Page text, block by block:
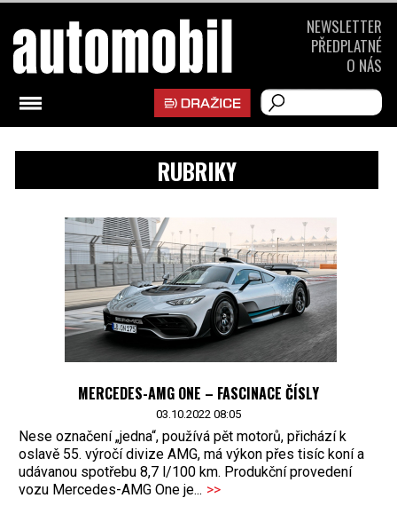
RUBRIKY
MERCEDES-AMG ONE – FASCINACE ČÍSLY
03.10.2022 08:05
Nese označení „jedna“, používá pět motorů, přichází k
oslavě 55. výročí divize AMG, má výkon přes tisíc koní a
udávanou spotřebu 8,7 l/100 km. Produkční provedení
vozu Mercedes-AMG One je... >>
NEWSLETTER
PŘEDPLATNÉ
O NÁS